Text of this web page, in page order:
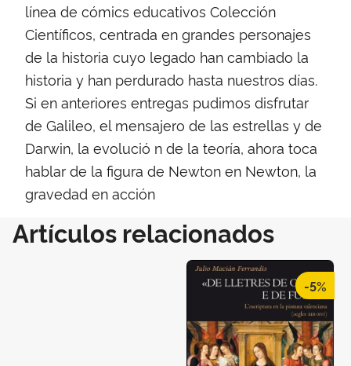
línea de cómics educativos Colección
Científicos, centrada en grandes personajes
de la historia cuyo legado han cambiado la
historia y han perdurado hasta nuestros días.
Si en anteriores entregas pudimos disfrutar
de Galileo, el mensajero de las estrellas y de
Darwin, la evolució n de la teoría, ahora toca
hablar de la figura de Newton en Newton, la
gravedad en acción
Artículos relacionados
-5%